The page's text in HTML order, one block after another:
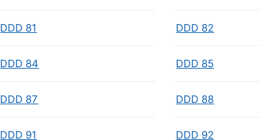
DDD 81 DDD 82
DDD 84 DDD 85
DDD 87 DDD 88
DDD 91 DDD 92